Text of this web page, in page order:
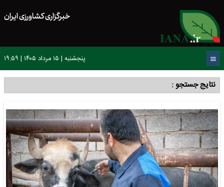
خبرگزاری کشاورزی ایران
پنجشنبه | ۱۵ مرداد ۱۴۰۵ | ۱۹:۵۹
نتایج جستجو :